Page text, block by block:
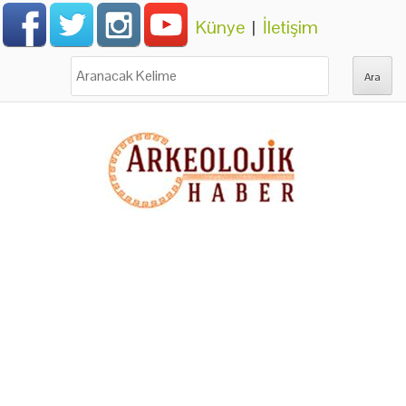
Künye | İletişim